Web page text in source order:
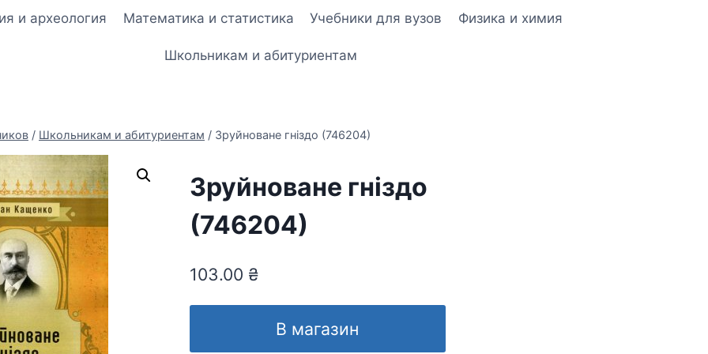
и археология Математика и статистика Учебники для вузов Физика и химия
Школьникам и абитуриентам
/ Школьникам и абитуриентам / Зруйноване гніздо (746204)
Зруйноване гніздо
(746204)
103.00 ₴
В магазин